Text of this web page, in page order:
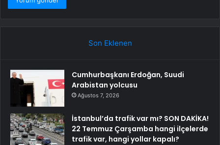
Son Eklenen
Cumhurbaşkanı Erdoğan, Suudi
Arabistan yolcusu
Ağustos 7, 2026
İstanbul’da trafik var mı? SON DAKİKA!
22 Temmuz Çarşamba hangi ilçelerde
trafik var, hangi yollar kapalı?